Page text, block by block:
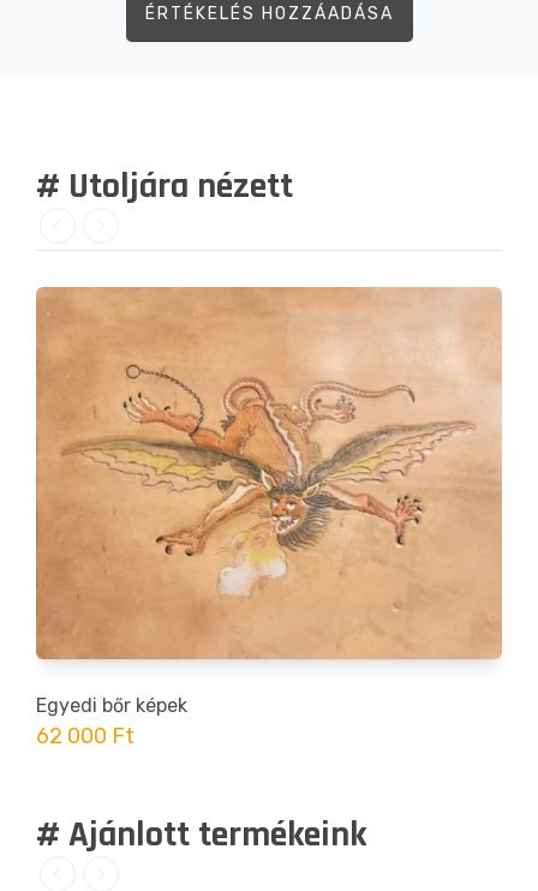
ÉRTÉKELÉS HOZZÁADÁSA
# Utoljára nézett
Egyedi bőr képek
62 000 Ft
# Ajánlott termékeink